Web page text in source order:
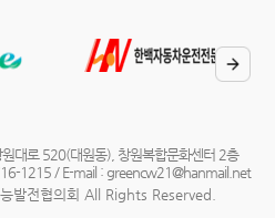
대로 520(대원동), 창원복합문화센터 2층
1215 / E-mail : greencw21@hanmail.net
발전협의회 All Rights Reserved.